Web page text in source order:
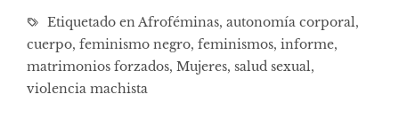
Etiquetado enAfroféminas, autonomía corporal,
cuerpo, feminismo negro, feminismos, informe,
matrimonios forzados, Mujeres, salud sexual,
violencia machista